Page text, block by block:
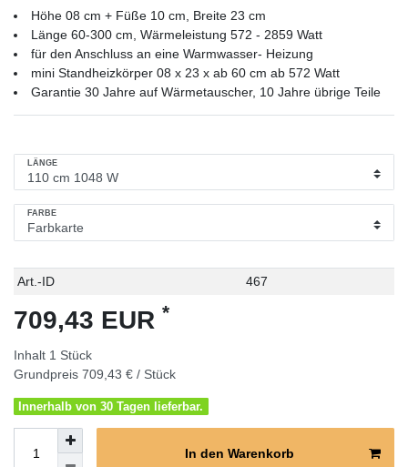
Höhe 08 cm + Füße 10 cm, Breite 23 cm
Länge 60-300 cm, Wärmeleistung 572 - 2859 Watt
für den Anschluss an eine Warmwasser- Heizung
mini Standheizkörper 08 x 23 x ab 60 cm ab 572 Watt
Garantie 30 Jahre auf Wärmetauscher, 10 Jahre übrige Teile
LÄNGE
FARBE
Technisches
Wert
Art.-ID 467
709,43 EUR *
Inhalt 1 Stück
Grundpreis 709,43 € / Stück
Innerhalb von 30 Tagen lieferbar.
In den Warenkorb